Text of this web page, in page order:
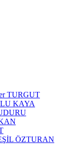
TURGUT
KAYA
ÖZTURAN